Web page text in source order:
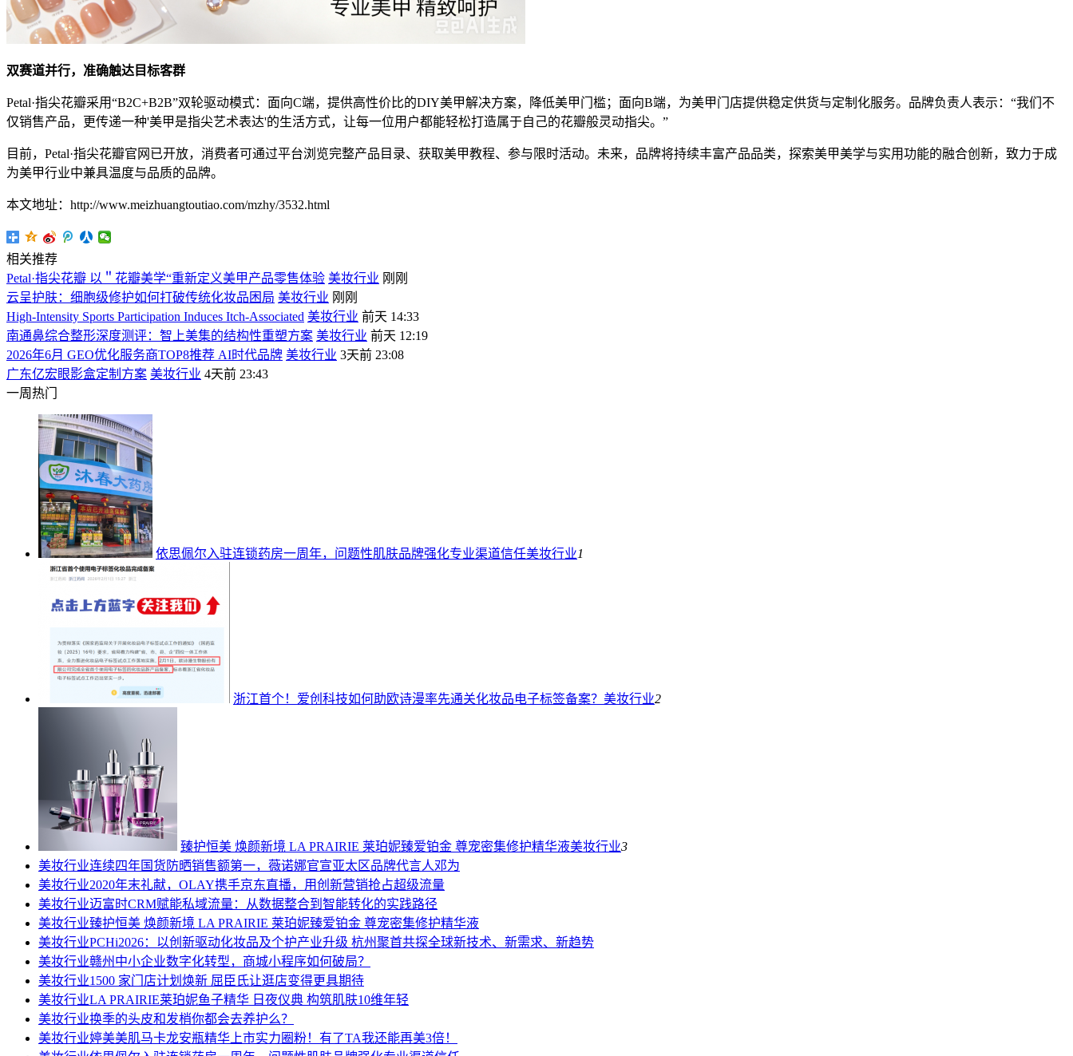
双赛道并行，准确触达目标客群
Petal·指尖花瓣采用“B2C+B2B”双轮驱动模式：面向C端，提供高性价比的DIY美甲解决方案，降低美甲门槛；面向B端，为美甲门店提供稳定供货与定制化服务。品牌负责人表示：“我们不
仅销售产品，更传递一种'美甲是指尖艺术表达'的生活方式，让每一位用户都能轻松打造属于自己的花瓣般灵动指尖。”
目前，Petal·指尖花瓣官网已开放，消费者可通过平台浏览完整产品目录、获取美甲教程、参与限时活动。未来，品牌将持续丰富产品品类，探索美甲美学与实用功能的融合创新，致力于成
为美甲行业中兼具温度与品质的品牌。
本文地址：http://www.meizhuangtoutiao.com/mzhy/3532.html
相关推荐
Petal·指尖花瓣 以＂花瓣美学“重新定义美甲产品零售体验 美妆行业 刚刚
云呈护肤：细胞级修护如何打破传统化妆品困局 美妆行业 刚刚
High-Intensity Sports Participation Induces Itch-Associated 美妆行业 前天 14:33
南通鼻综合整形深度测评：智上美集的结构性重塑方案 美妆行业 前天 12:19
2026年6月 GEO优化服务商TOP8推荐 AI时代品牌 美妆行业 3天前 23:08
广东亿宏眼影盒定制方案 美妆行业 4天前 23:43
一周热门
依思佩尔入驻连锁药房一周年，问题性肌肤品牌强化专业渠道信任美妆行业1
浙江首个！爱创科技如何助欧诗漫率先通关化妆品电子标签备案？ 美妆行业2
臻护恒美 焕颜新境 LA PRAIRIE 莱珀妮臻爱铂金 尊宠密集修护精华液美妆行业3
美妆行业连续四年国货防晒销售额第一，薇诺娜官宣亚太区品牌代言人邓为
美妆行业2020年末礼献，OLAY携手京东直播，用创新营销抢占超级流量
美妆行业迈富时CRM赋能私域流量：从数据整合到智能转化的实践路径
美妆行业臻护恒美 焕颜新境 LA PRAIRIE 莱珀妮臻爱铂金 尊宠密集修护精华液
美妆行业PCHi2026：以创新驱动化妆品及个护产业升级 杭州聚首共探全球新技术、新需求、新趋势
美妆行业赣州中小企业数字化转型，商城小程序如何破局？
美妆行业1500 家门店计划焕新 屈臣氏让逛店变得更具期待
美妆行业LA PRAIRIE莱珀妮鱼子精华 日夜仪典 构筑肌肤10维年轻
美妆行业换季的头皮和发梢你都会去养护么？
美妆行业婷美美肌马卡龙安瓶精华上市实力圈粉！有了TA我还能再美3倍！